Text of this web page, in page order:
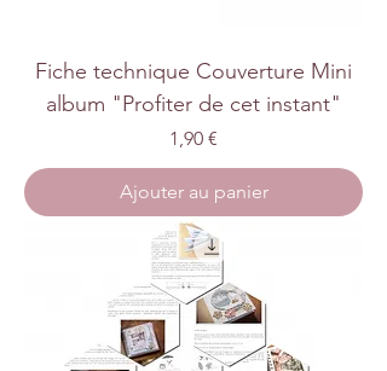
Fiche technique Couverture Mini
album "Profiter de cet instant"
Prix
1,90 €
Ajouter au panier